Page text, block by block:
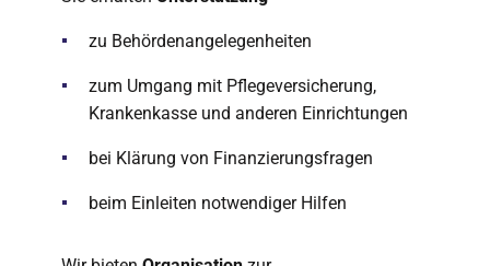
zu Behördenangelegenheiten
zum Umgang mit Pflegeversicherung,
Krankenkasse und anderen Einrichtungen
bei Klärung von Finanzierungsfragen
beim Einleiten notwendiger Hilfen